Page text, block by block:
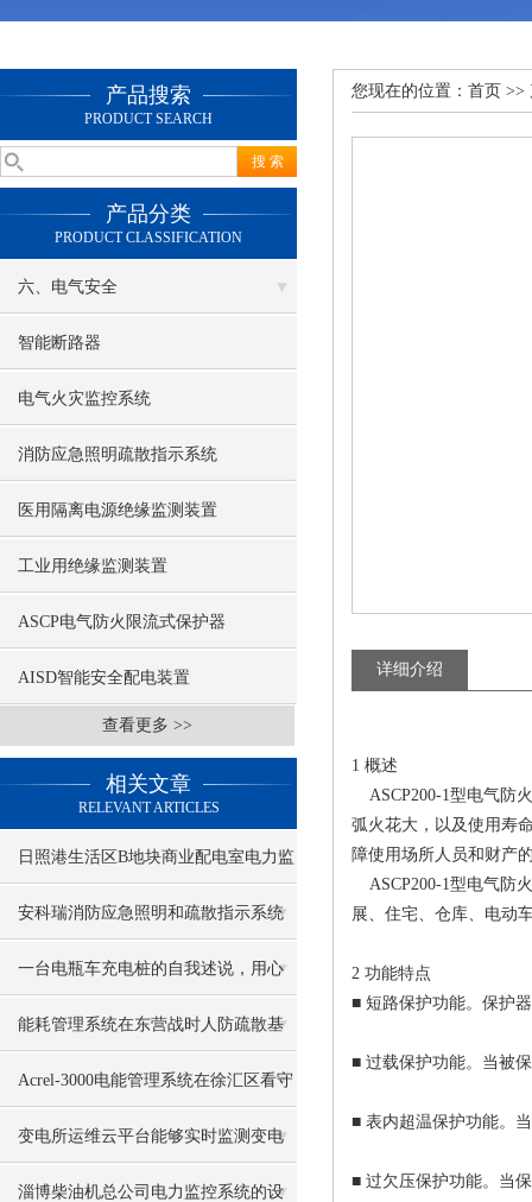
产品搜索
PRODUCT SEARCH
产品分类
PRODUCT CLASSIFICATION
六、电气安全
智能断路器
电气火灾监控系统
消防应急照明疏散指示系统
医用隔离电源绝缘监测装置
工业用绝缘监测装置
ASCP电气防火限流式保护器
AISD智能安全配电装置
查看更多 >>
相关文章
RELEVANT ARTICLES
日照港生活区B地块商业配电室电力监
控系统的设计与应用
安科瑞消防应急照明和疏散指示系统
一台电瓶车充电桩的自我述说，用心
守卫一方充电消防安全
能耗管理系统在东营战时人防疏散基
地项目的设计与应用
Acrel-3000电能管理系统在徐汇区看守
所项目中的应用
变电所运维云平台能够实时监测变电
站的运行情况
淄博柴油机总公司电力监控系统的设
您现在的位置： 首页 >>
详细介绍
1 概述
ASCP200-1型电气防
弧火花大，以及使用寿
障使用场所人员和财产
ASCP200-1型电气防
展、住宅、仓库、电动
2 功能特点
■ 短路保护功能。保护
■ 过载保护功能。当被
■ 表内超温保护功能。
■ 过欠压保护功能。当